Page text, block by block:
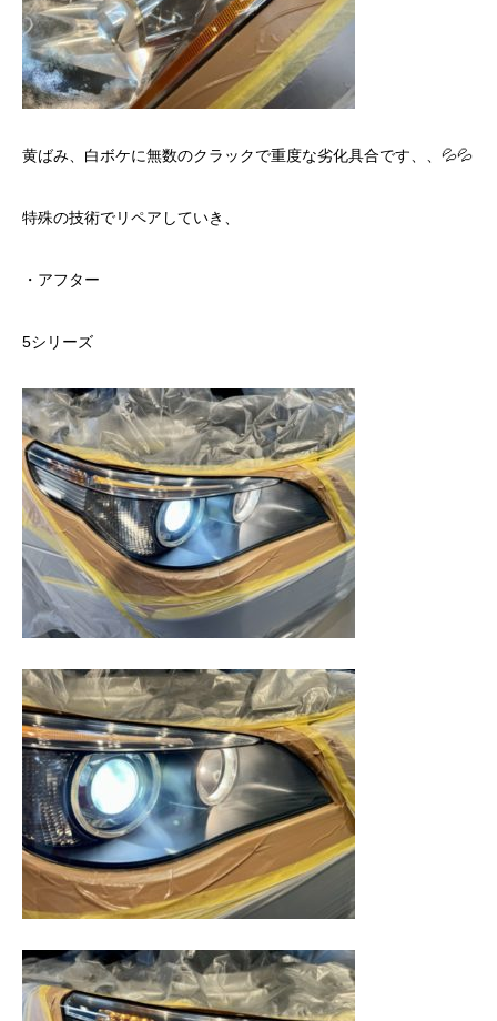
黄ばみ、白ボケに無数のクラックで重度な劣化具合です、、💦💦
特殊の技術でリペアしていき、
・アフター
5シリーズ